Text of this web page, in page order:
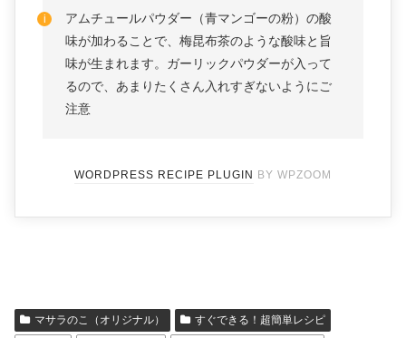
アムチュールパウダー（青マンゴーの粉）の酸
味が加わることで、梅昆布茶のような酸味と旨
味が生まれます。ガーリックパウダーが入って
るので、あまりたくさん入れすぎないようにご
注意
WORDPRESS RECIPE PLUGIN BY WPZOOM
マサラのこ（オリジナル）
すぐできる！超簡単レシピ